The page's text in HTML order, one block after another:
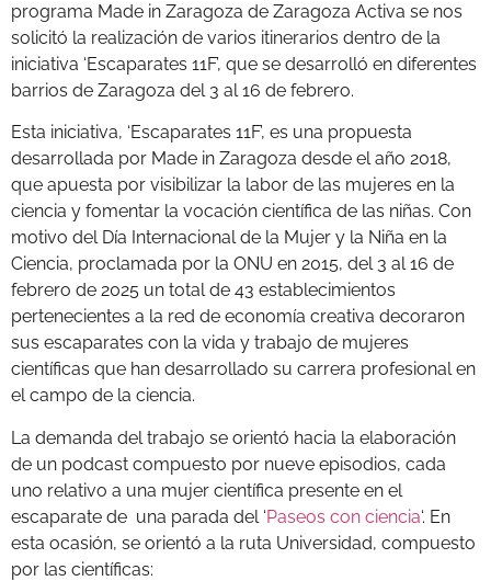
programa Made in Zaragoza de Zaragoza Activa se nos
solicitó la realización de varios itinerarios dentro de la
iniciativa ‘Escaparates 11F’, que se desarrolló en diferentes
barrios de Zaragoza del 3 al 16 de febrero.
Esta iniciativa, ‘Escaparates 11F’, es una propuesta
desarrollada por Made in Zaragoza desde el año 2018,
que apuesta por visibilizar la labor de las mujeres en la
ciencia y fomentar la vocación científica de las niñas. Con
motivo del Día Internacional de la Mujer y la Niña en la
Ciencia, proclamada por la ONU en 2015, del 3 al 16 de
febrero de 2025 un total de 43 establecimientos
pertenecientes a la red de economía creativa decoraron
sus escaparates con la vida y trabajo de mujeres
científicas que han desarrollado su carrera profesional en
el campo de la ciencia.
La demanda del trabajo se orientó hacia la elaboración
de un podcast compuesto por nueve episodios, cada
uno relativo a una mujer científica presente en el
escaparate de una parada del ‘Paseos con ciencia‘. En
esta ocasión, se orientó a la ruta Universidad, compuesto
por las científicas: